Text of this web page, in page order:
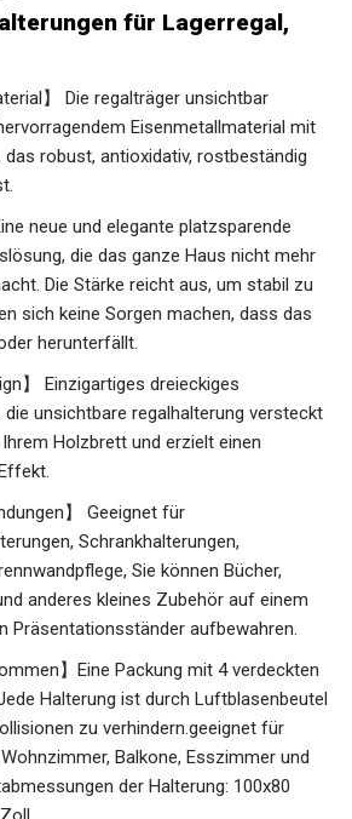
für Lagerregal,
】 Die regalträger unsichtbar
Eisenmetallmaterial mit
das robust, antioxidativ, rostbeständig
neue und elegante platzsparende
die das ganze Haus nicht mehr
Die Stärke reicht aus, um stabil zu
sich keine Sorgen machen, dass das
herunterfällt.
】 Einzigartiges dreieckiges
die unsichtbare regalhalterung versteckt
Holzbrett und erzielt einen
】 Geeignet für
Schrankhalterungen,
Sie können Bücher,
anderes kleines Zubehör auf einem
Präsentationsständer aufbewahren.
】Eine Packung mit 4 verdeckten
Halterung ist durch Luftblasenbeutel
zu verhindern.geeignet für
Balkone, Esszimmer und
der Halterung: 100x80